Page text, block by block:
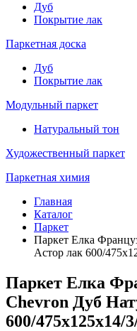
Дуб
Покрытие лак
Паркетная доска
Дуб
Покрытие лак
Модульный паркет
Натуральный тон
Художественный паркет
Паркетная химия
Главная
Каталог
Паркет
Паркет Елка
Астор лак 600/
Паркет Елка
Chevron Дуб
600/475х125х14/